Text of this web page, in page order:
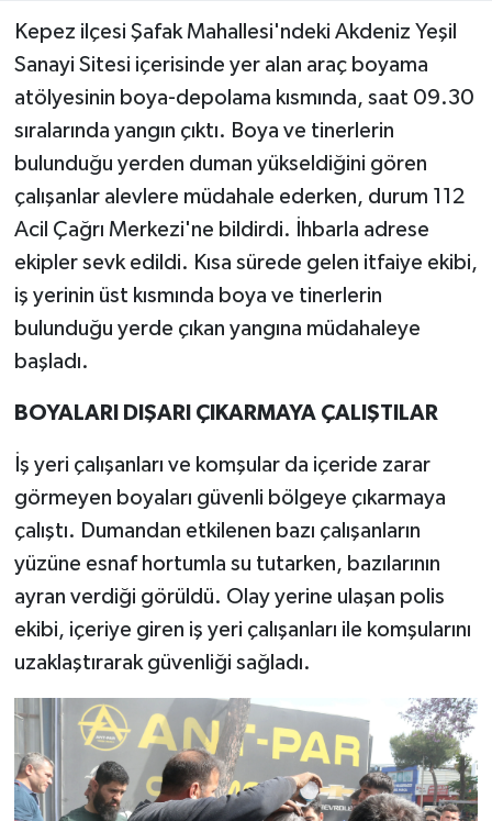
Kepez ilçesi Şafak Mahallesi'ndeki Akdeniz Yeşil
Sanayi Sitesi içerisinde yer alan araç boyama
atölyesinin boya-depolama kısmında, saat 09.30
sıralarında yangın çıktı. Boya ve tinerlerin
bulunduğu yerden duman yükseldiğini gören
çalışanlar alevlere müdahale ederken, durum 112
Acil Çağrı Merkezi'ne bildirdi. İhbarla adrese
ekipler sevk edildi. Kısa sürede gelen itfaiye ekibi,
iş yerinin üst kısmında boya ve tinerlerin
bulunduğu yerde çıkan yangına müdahaleye
başladı.
BOYALARI DIŞARI ÇIKARMAYA ÇALIŞTILAR
İş yeri çalışanları ve komşular da içeride zarar
görmeyen boyaları güvenli bölgeye çıkarmaya
çalıştı. Dumandan etkilenen bazı çalışanların
yüzüne esnaf hortumla su tutarken, bazılarının
ayran verdiği görüldü. Olay yerine ulaşan polis
ekibi, içeriye giren iş yeri çalışanları ile komşularını
uzaklaştırarak güvenliği sağladı.
Siyaset
Sosyal medya
Spor
Televizyon
Turizm